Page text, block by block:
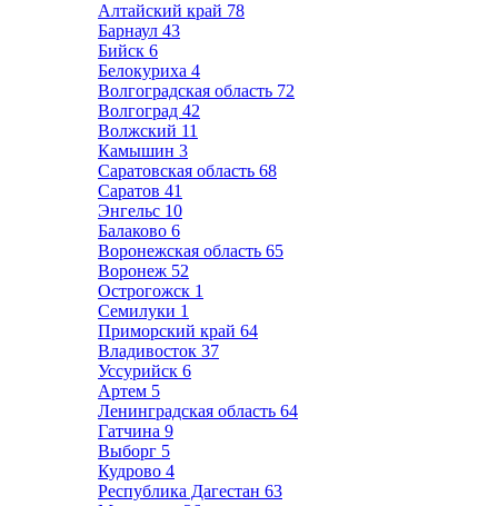
Алтайский край 78
Барнаул 43
Бийск 6
Белокуриха 4
Волгоградская область 72
Волгоград 42
Волжский 11
Камышин 3
Саратовская область 68
Саратов 41
Энгельс 10
Балаково 6
Воронежская область 65
Воронеж 52
Острогожск 1
Семилуки 1
Приморский край 64
Владивосток 37
Уссурийск 6
Артем 5
Ленинградская область 64
Гатчина 9
Выборг 5
Кудрово 4
Республика Дагестан 63